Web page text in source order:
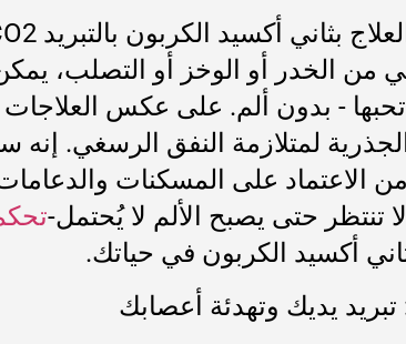
من الخدر أو الوخز أو التصلب،
- بدون ألم. على عكس
لمتلازمة النفق الرسغي. إنه
الاعتماد على المسكنات
لا تنتظر حتى يصبح الألم لا يُحتمل-
أكسيد الكربون في حياتك.
تبريد يديك وتهدئة أعصابك